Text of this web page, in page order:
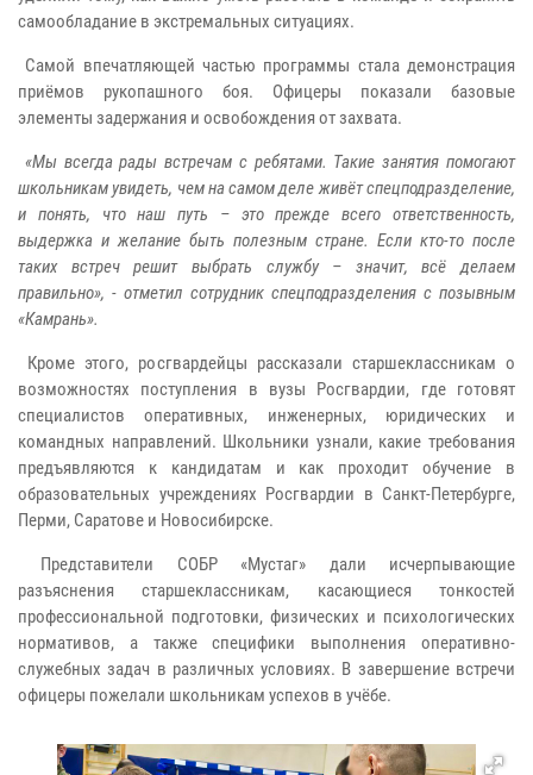
самообладание в экстремальных ситуациях.
Самой впечатляющей частью программы стала демонстрация
приёмов рукопашного боя. Офицеры показали базовые
элементы задержания и освобождения от захвата.
«Мы всегда рады встречам с ребятами. Такие занятия помогают
школьникам увидеть, чем на самом деле живёт спецподразделение,
и понять, что наш путь – это прежде всего ответственность,
выдержка и желание быть полезным стране. Если кто-то после
таких встреч решит выбрать службу – значит, всё делаем
правильно», - отметил сотрудник спецподразделения с позывным
«Камрань».
Кроме этого, росгвардейцы рассказали старшеклассникам о
возможностях поступления в вузы Росгвардии, где готовят
специалистов оперативных, инженерных, юридических и
командных направлений. Школьники узнали, какие требования
предъявляются к кандидатам и как проходит обучение в
образовательных учреждениях Росгвардии в Санкт-Петербурге,
Перми, Саратове и Новосибирске.
Представители СОБР «Мустаг» дали исчерпывающие
разъяснения старшеклассникам, касающиеся тонкостей
профессиональной подготовки, физических и психологических
нормативов, а также специфики выполнения оперативно-
служебных задач в различных условиях. В завершение встречи
офицеры пожелали школьникам успехов в учёбе.